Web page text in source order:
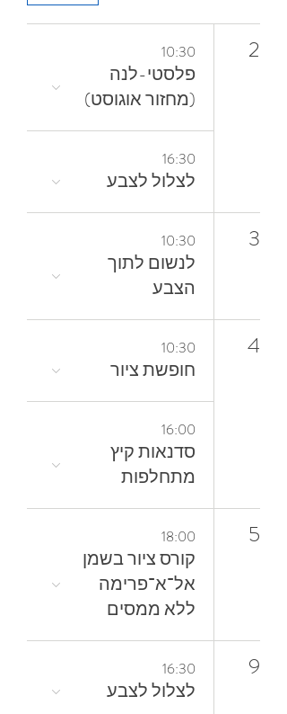
2
10:30
פלסטי-לנה
(מחזור אוגוסט)
16:30
לצלול‭ ‬לצבע‭
3
10:30
‬הצבע
4
10:30
חופשת ציור
16:00
סדנאות קיץ
מתחלפות
5
18:00
קורס ציור בשמן
אל־א־פרימה
ללא ממסים
9
16:30
לצלול‭ ‬לצבע‭